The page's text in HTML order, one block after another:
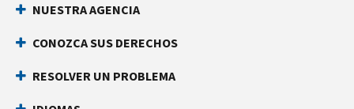
NUESTRA AGENCIA
CONOZCA SUS DERECHOS
RESOLVER UN PROBLEMA